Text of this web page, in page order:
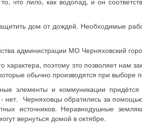
дом от дождей. Необходимые
администрации МО Черняховский
поэтому это позволяет нам
обычно производятся при выборе
элементы и коммуникации
нет. Черняховцы обратились за
источников. Неравнодушные
вернуться домой в октябре.